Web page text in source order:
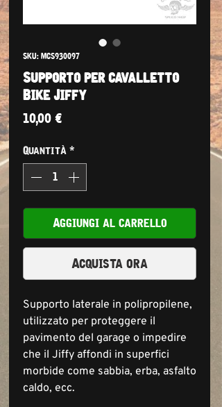
SKU: MCS930097
Supporto per cavalletto
Bike Jiffy
10,00 €Prezzo
Quantità *
Aggiungi al carrello
Acquista ora
Supporto laterale in polipropilene,
utilizzato per proteggere il
pavimento del garage o impedire
che il Jiffy affondi in superfici
morbide come sabbia, erba, asfalto
caldo, ecc.